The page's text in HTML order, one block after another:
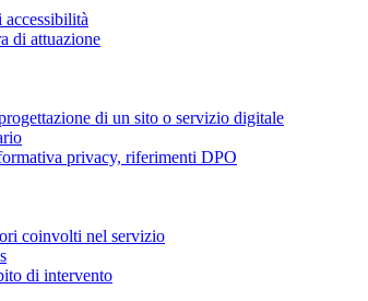
di attuazione
di un sito o servizio digitale
privacy, riferimenti DPO
coinvolti nel servizio
di intervento